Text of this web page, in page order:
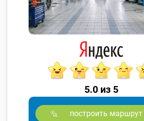
5.0 из 5
построить маршрут